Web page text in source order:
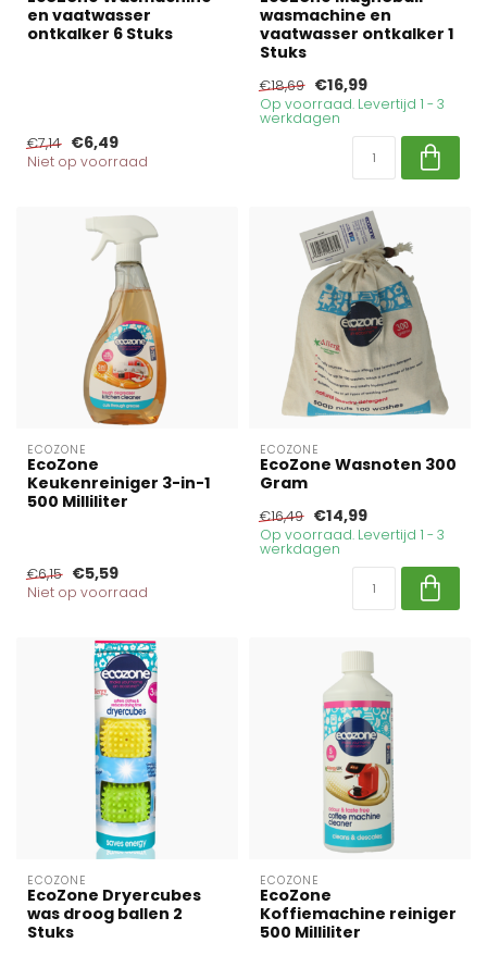
en vaatwasser
ontkalker 6 Stuks
€7,14 €6,49
Niet op voorraad
wasmachine en
vaatwasser ontkalker 1
Stuks
€18,69 €16,99
Op voorraad. Levertijd 1 - 3
werkdagen
ECOZONE
EcoZone
Keukenreiniger 3-in-1
500 Milliliter
€6,15 €5,59
Niet op voorraad
ECOZONE
EcoZone Wasnoten 300
Gram
€16,49 €14,99
Op voorraad. Levertijd 1 - 3
werkdagen
ECOZONE
EcoZone Dryercubes
was droog ballen 2
Stuks
ECOZONE
EcoZone
Koffiemachine reiniger
500 Milliliter